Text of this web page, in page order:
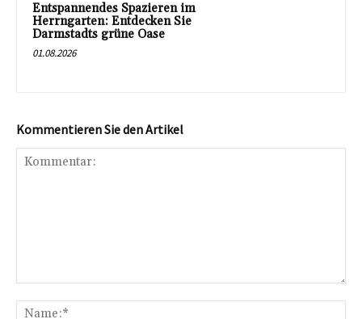
Entspannendes Spazieren im
Herrngarten: Entdecken Sie
Darmstadts grüne Oase
01.08.2026
Kommentieren Sie den Artikel